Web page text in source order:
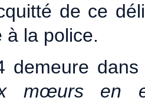
de ce
à la police.
demeure
mœurs en